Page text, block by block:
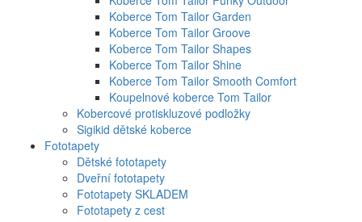
Koberce Tom Tailor Garden
Koberce Tom Tailor Groove
Koberce Tom Tailor Shapes
Koberce Tom Tailor Shine
Koberce Tom Tailor Smooth Comfort
Koupelnové koberce Tom Tailor
Kobercové protiskluzové podložky
Sigikid dětské koberce
Fototapety
Dětské fototapety
Dveřní fototapety
Fototapety SKLADEM
Fototapety z cest